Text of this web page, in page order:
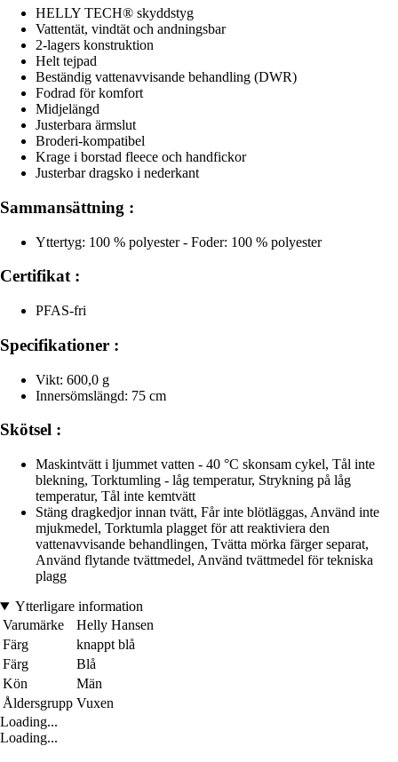
HELLY TECH® skyddstyg
Vattentät, vindtät och andningsbar
2-lagers konstruktion
Helt tejpad
Beständig vattenavvisande behandling (DWR)
Fodrad för komfort
Midjelängd
Justerbara ärmslut
Broderi-kompatibel
Krage i borstad fleece och handfickor
Justerbar dragsko i nederkant
Sammansättning :
Yttertyg: 100 % polyester - Foder: 100 % polyester
Certifikat :
PFAS-fri
Specifikationer :
Vikt: 600,0 g
Innersömslängd: 75 cm
Skötsel :
Maskintvätt i ljummet vatten - 40 °C skonsam cykel, Tål inte
blekning, Torktumling - låg temperatur, Strykning på låg
temperatur, Tål inte kemtvätt
Stäng dragkedjor innan tvätt, Får inte blötläggas, Använd inte
mjukmedel, Torktumla plagget för att reaktiviera den
vattenavvisande behandlingen, Tvätta mörka färger separat,
Använd flytande tvättmedel, Använd tvättmedel för tekniska
plagg
Ytterligare information
Varumärke
Helly Hansen
Färg
knappt blå
Färg
Blå
Kön
Män
Åldersgrupp Vuxen
Loading...
Loading...